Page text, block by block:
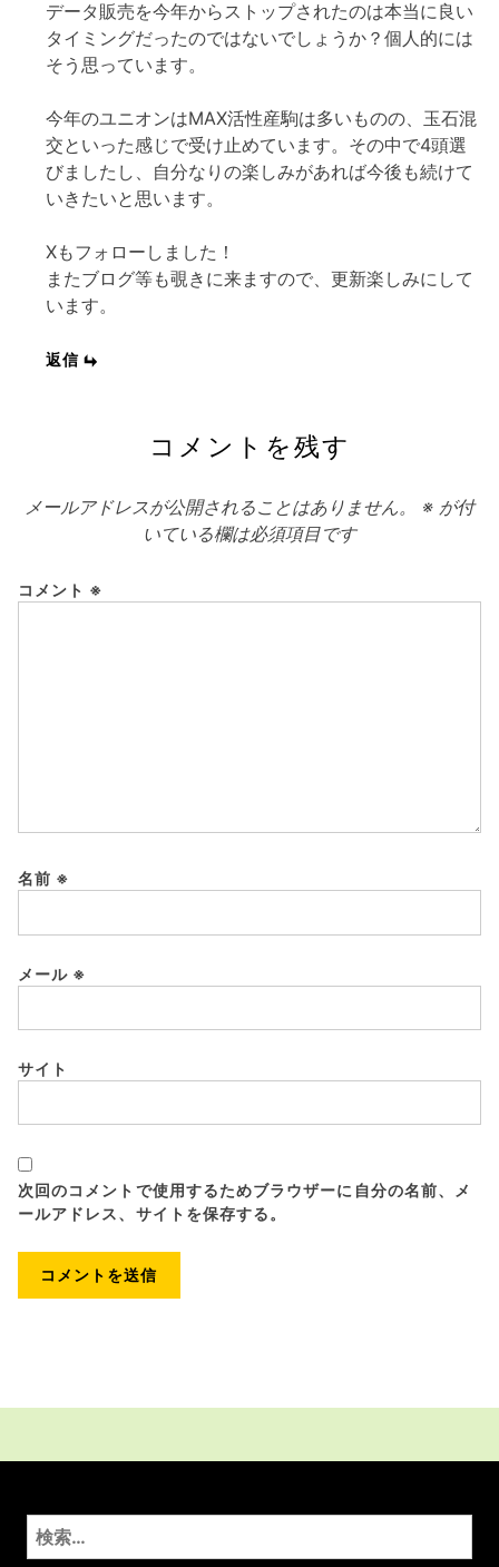
データ販売を今年からストップされたのは本当に良い
タイミングだったのではないでしょうか？個人的には
そう思っています。
今年のユニオンはMAX活性産駒は多いものの、玉石混
交といった感じで受け止めています。その中で4頭選
びましたし、自分なりの楽しみがあれば今後も続けて
いきたいと思います。
Xもフォローしました！
またブログ等も覗きに来ますので、更新楽しみにして
います。
返信
コメントを残す
メールアドレスが公開されることはありません。 ※ が付
いている欄は必須項目です
コメント ※
名前 ※
メール ※
サイト
次回のコメントで使用するためブラウザーに自分の名前、メ
ールアドレス、サイトを保存する。
検
索: